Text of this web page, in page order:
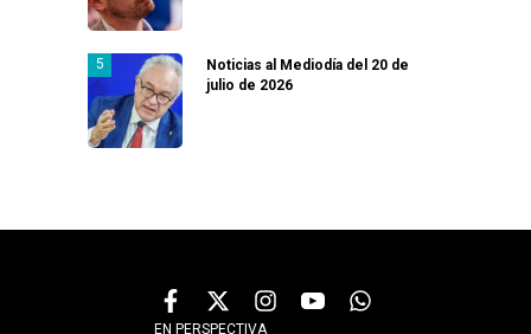
Noticias al Mediodía del 20 de
julio de 2026
EN PERSPECTIVA